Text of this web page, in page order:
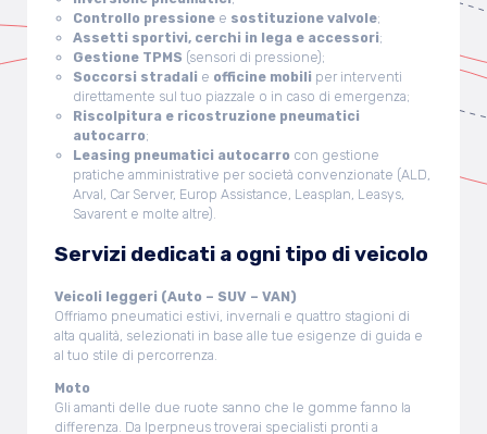
Controllo pressionee sostituzione valvole;
Assetti sportivi, cerchi in lega e accessori;
Gestione TPMS (sensori di pressione);
Soccorsi stradali e officine mobili per interventi
direttamente sul tuo piazzale o in caso di emergenza;
Riscolpitura e ricostruzione pneumatici
autocarro;
Leasing pneumatici autocarro con gestione
pratiche amministrative per società convenzionate (ALD,
Arval, Car Server, Europ Assistance, Leasplan, Leasys,
Savarent e molte altre).
Servizi dedicati a ogni tipo di veicolo
Veicoli leggeri (Auto – SUV – VAN)
Offriamo pneumatici estivi, invernali e quattro stagioni di
alta qualità, selezionati in base alle tue esigenze di guida e
al tuo stile di percorrenza.
Moto
Gli amanti delle due ruote sanno che le gomme fanno la
differenza. Da Iperpneus troverai specialisti pronti a